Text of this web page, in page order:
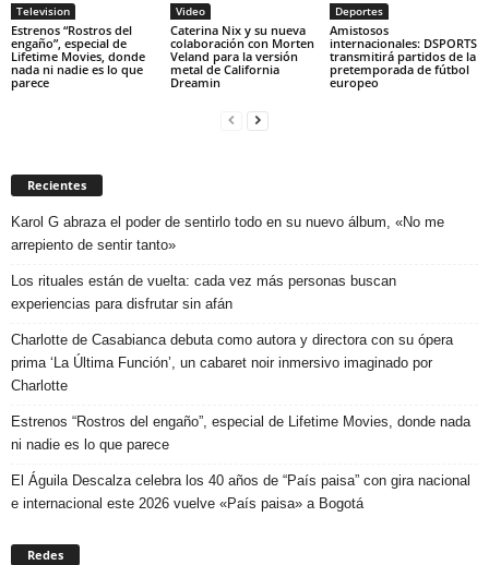
Television
Estrenos “Rostros del
engaño”, especial de
Lifetime Movies, donde
nada ni nadie es lo que
parece
Video
Caterina Nix y su nueva
colaboración con Morten
Veland para la versión
metal de California
Dreamin
Deportes
Amistosos
internacionales: DSPORTS
transmitirá partidos de la
pretemporada de fútbol
europeo
Recientes
Karol G abraza el poder de sentirlo todo en su nuevo álbum, «No me
arrepiento de sentir tanto»
Los rituales están de vuelta: cada vez más personas buscan
experiencias para disfrutar sin afán
Charlotte de Casabianca debuta como autora y directora con su ópera
prima ‘La Última Función’, un cabaret noir inmersivo imaginado por
Charlotte
Estrenos “Rostros del engaño”, especial de Lifetime Movies, donde nada
ni nadie es lo que parece
El Águila Descalza celebra los 40 años de “País paisa” con gira nacional
e internacional este 2026 vuelve «País paisa» a Bogotá
Redes